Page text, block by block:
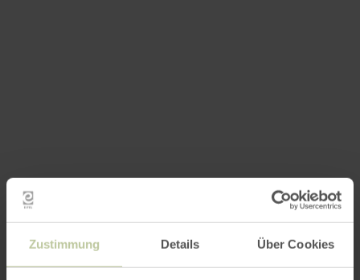
Zustimmung Details Über Cookies